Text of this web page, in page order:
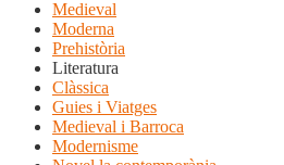
Medieval
Moderna
Prehistòria
Literatura
Clàssica
Guies i Viatges
Medieval i Barroca
Modernisme